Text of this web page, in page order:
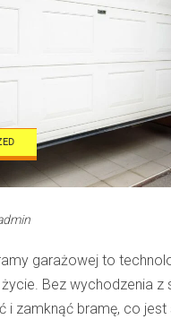
garażowej to
Bez wychodzenia z
i zamknąć bramę, co jest